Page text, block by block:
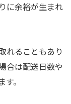
に余裕が生まれ
れることもあり
合は配送日数や
。